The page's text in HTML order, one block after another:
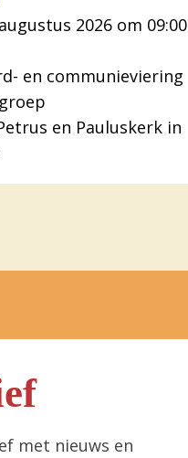
2026 om 09:00
en communieviering
en Pauluskerk in
met nieuws en